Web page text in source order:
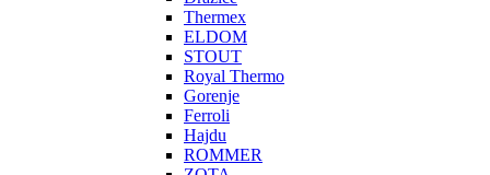
Thermex
ELDOM
STOUT
Royal Thermo
Gorenje
Ferroli
Hajdu
ROMMER